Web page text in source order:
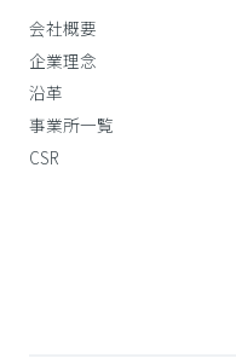
会社概要
企業理念
沿革
事業所一覧
CSR